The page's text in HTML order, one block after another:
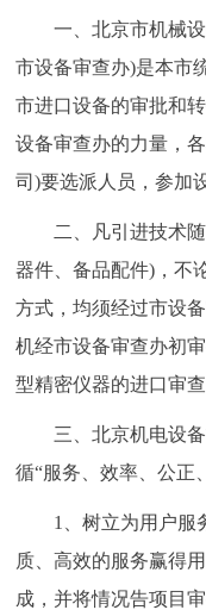
北京概况
绿色北京
ENGLISH
DEUTSCH
ITALIANO
一、北京市机械设
市设备审查办)是本市
市进口设备的审批和
设备审查办的力量，
司)要选派人员，参加
二、凡引进技术随
器件、备品配件)，不
方式，均须经过市设
机经市设备审查办初
型精密仪器的进口审
三、北京机电设备
循“服务、效率、公正
1、树立为用户服务
质、高效的服务赢得
成，并将情况告项目审